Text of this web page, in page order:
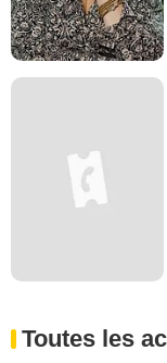
Toutes les